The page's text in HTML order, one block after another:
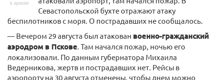
в архиве
Севастопольской бухте отражают атаку
беспилотников с моря. О пострадавших не сообщалось.
— Вечером 29 августа был атакован военно-гражданский
аэродром в Пскове. Там начался пожар, ночью его
локализовали. По данным губернатора Михаила
Ведерникова, жертв и пострадавших нет. Рейсы в
аэропорту на 30 августа отменены, чтобы днем можно